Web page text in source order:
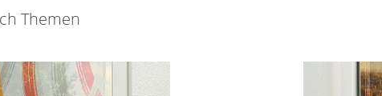
Themen